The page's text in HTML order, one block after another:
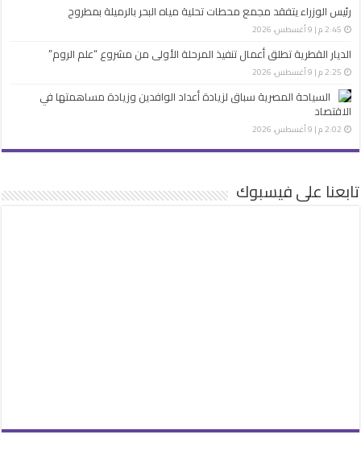
رئيس الوزراء يتفقد مجمع محطات تحلية مياه البحر بالرميلة بمطروح
2:45 م | 9 أغسطس، 2026
الديار القطرية تطلق أعمال تنفيذ المرحلة الأولى من مشروع “علم الروم”
2:25 م | 9 أغسطس، 2026
السياحة المصرية سباق لزيادة أعداد الوافدين وزيادة مساهمتها في
الاقتصاد
2:02 م | 9 أغسطس، 2026
تابعنا على فيسبوك